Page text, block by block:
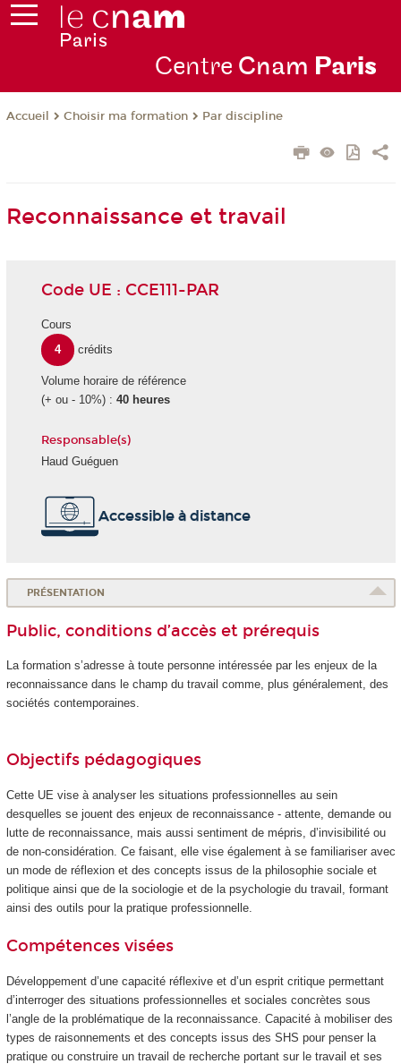
Centre Cnam Paris
Accueil Choisir ma formation Par discipline
Reconnaissance et travail
Code UE : CCE111-PAR
Cours
4
crédits
Volume horaire de référence
(+ ou - 10%) : 40 heures
Responsable(s)
Haud Guéguen
Accessible à distance
PRÉSENTATION
Public, conditions d’accès et prérequis
La formation s’adresse à toute personne intéressée par les enjeux de la
reconnaissance dans le champ du travail comme, plus généralement, des
sociétés contemporaines.
Objectifs pédagogiques
Cette UE vise à analyser les situations professionnelles au sein
desquelles se jouent des enjeux de reconnaissance - attente, demande ou
lutte de reconnaissance, mais aussi sentiment de mépris, d’invisibilité ou
de non-considération. Ce faisant, elle vise également à se familiariser avec
un mode de réflexion et des concepts issus de la philosophie sociale et
politique ainsi que de la sociologie et de la psychologie du travail, formant
ainsi des outils pour la pratique professionnelle.
Compétences visées
Développement d’une capacité réflexive et d’un esprit critique permettant
d’interroger des situations professionnelles et sociales concrètes sous
l’angle de la problématique de la reconnaissance. Capacité à mobiliser des
types de raisonnements et des concepts issus des SHS pour penser la
pratique ou construire un travail de recherche portant sur le travail et ses